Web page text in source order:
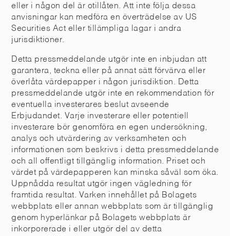
eller i någon del är otillåten. Att inte följa dessa
anvisningar kan medföra en överträdelse av US
Securities Act eller tillämpliga lagar i andra
jurisdiktioner.
Detta pressmeddelande utgör inte en inbjudan att
garantera, teckna eller på annat sätt förvärva eller
överlåta värdepapper i någon jurisdiktion. Detta
pressmeddelande utgör inte en rekommendation för
eventuella investerares beslut avseende
Erbjudandet. Varje investerare eller potentiell
investerare bör genomföra en egen undersökning,
analys och utvärdering av verksamheten och
informationen som beskrivs i detta pressmeddelande
och all offentligt tillgänglig information. Priset och
värdet på värdepapperen kan minska såväl som öka.
Uppnådda resultat utgör ingen vägledning för
framtida resultat. Varken innehållet på Bolagets
webbplats eller annan webbplats som är tillgänglig
genom hyperlänkar på Bolagets webbplats är
inkorporerade i eller utgör del av detta